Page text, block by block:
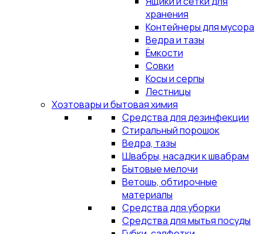
хранения
Контейнеры для мусора
Ведра и тазы
Ёмкости
Совки
Косы и серпы
Лестницы
Хозтовары и бытовая химия
Средства для дезинфекции
Стиральный порошок
Ведра, тазы
Швабры, насадки к швабрам
Бытовые мелочи
Ветошь, обтирочные
материалы
Средства для уборки
Средства для мытья посуды